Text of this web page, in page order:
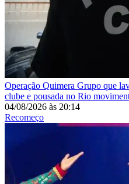
Operação Quimera Grupo que
clube e pousada no Rio
04/08/2026 às 20:14
Recomeço